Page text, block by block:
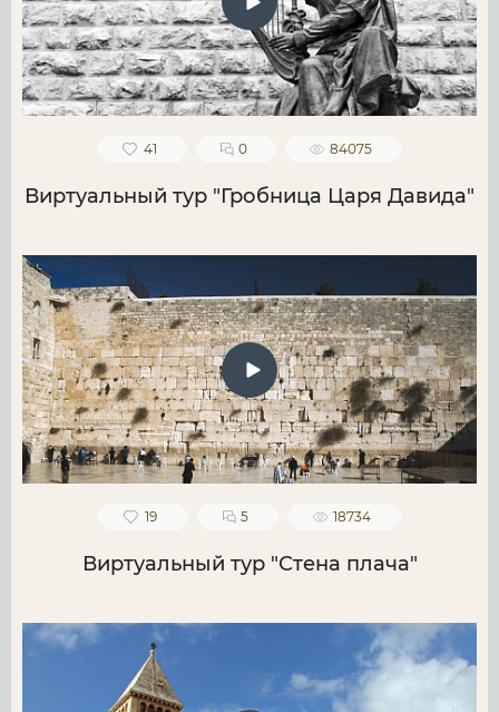
41 0 84075
Виртуальный тур "Гробница Царя Давида"
19 5 18734
Виртуальный тур "Стена плача"